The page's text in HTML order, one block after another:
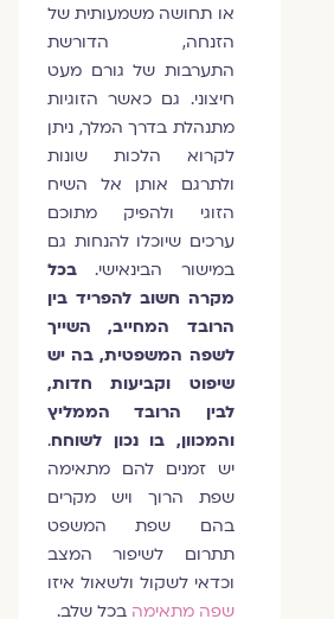
או תחושה משמעותית של
הזנחה, הדורשת
התערבות של גורם מעט
חיצוני. גם כאשר הזוגיות
מתנהלת בדרך המלך, ניתן
לקרוא הלכות שונות
ולתרגם אותן אל השיח
הזוגי ולהפיק מתוכם
ערכים שיוכלו להנחות גם
במישור הבינאישי.
בכל
מקרה חשוב להפריד בין
הרובד המחייב, השייך
לשפה המשפטית, בה יש
שיפוט וקביעות חדות,
לבין הרובד הממליץ
והמכוון, בו נכון לשוחח.
יש זמנים להם מתאימה
שפת הרוך ויש מקרים
בהם שפת המשפט
תתרום לשיפור המצב
וכדאי לשקול ולשאול איזו
שפה מתאימהבכל שלב.